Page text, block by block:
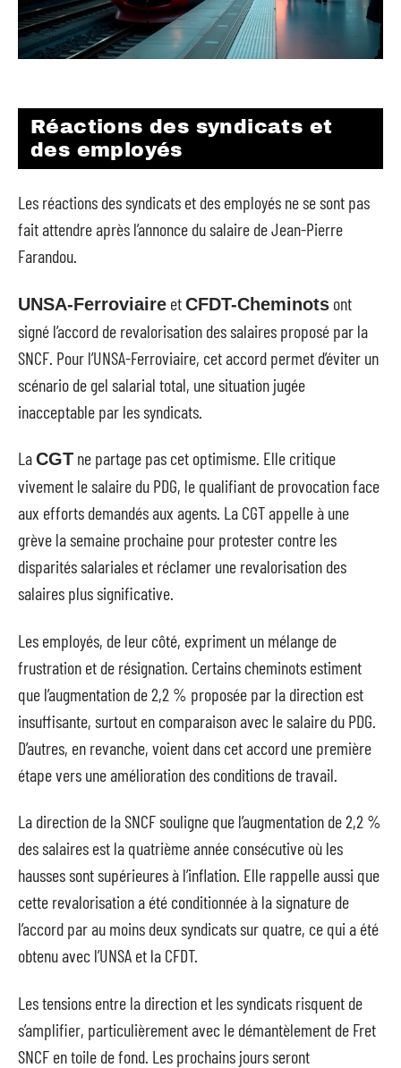
Réactions des syndicats et
des employés
Les réactions des syndicats et des employés ne se sont pas
fait attendre après l’annonce du salaire de Jean-Pierre
Farandou.
UNSA-Ferroviaire etCFDT-Cheminots ont
signé l’accord de revalorisation des salaires proposé par la
SNCF. Pour l’UNSA-Ferroviaire, cet accord permet d’éviter un
scénario de gel salarial total, une situation jugée
inacceptable par les syndicats.
LaCGT ne partage pas cet optimisme. Elle critique
vivement le salaire du PDG, le qualifiant de provocation face
aux efforts demandés aux agents. La CGT appelle à une
grève la semaine prochaine pour protester contre les
disparités salariales et réclamer une revalorisation des
salaires plus significative.
Les employés, de leur côté, expriment un mélange de
frustration et de résignation. Certains cheminots estiment
que l’augmentation de 2,2 % proposée par la direction est
insuffisante, surtout en comparaison avec le salaire du PDG.
D’autres, en revanche, voient dans cet accord une première
étape vers une amélioration des conditions de travail.
La direction de la SNCF souligne que l’augmentation de 2,2 %
des salaires est la quatrième année consécutive où les
hausses sont supérieures à l’inflation. Elle rappelle aussi que
cette revalorisation a été conditionnée à la signature de
l’accord par au moins deux syndicats sur quatre, ce qui a été
obtenu avec l’UNSA et la CFDT.
Les tensions entre la direction et les syndicats risquent de
s’amplifier, particulièrement avec le démantèlement de Fret
SNCF en toile de fond. Les prochains jours seront